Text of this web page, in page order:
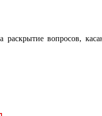
вопросов,